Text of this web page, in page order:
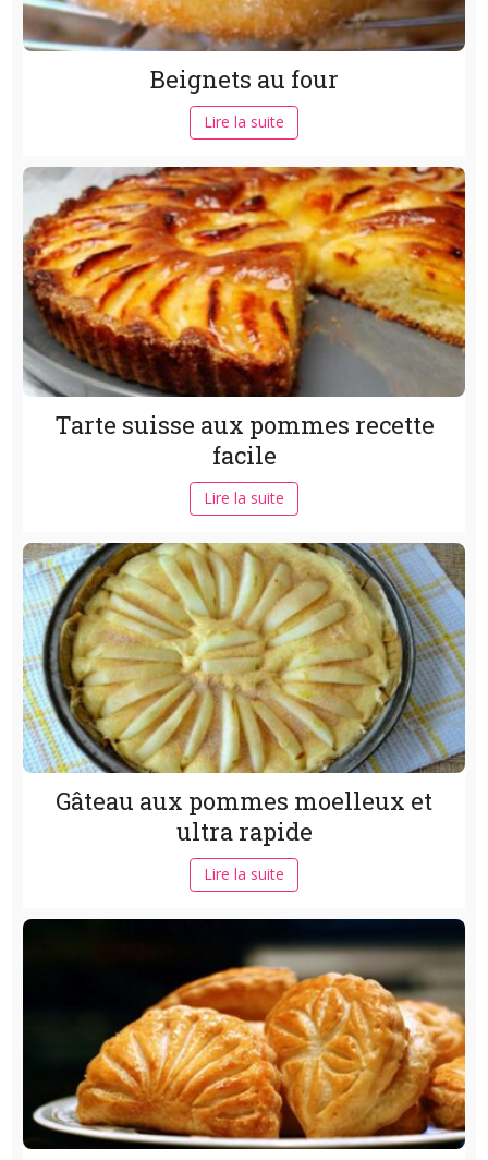
Beignets au four
Lire la suite
Tarte suisse aux pommes recette
facile
Lire la suite
Gâteau aux pommes moelleux et
ultra rapide
Lire la suite